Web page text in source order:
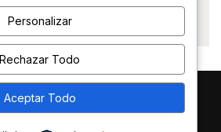
Insights FAQ
Personalizar
Rechazar Todo
Aceptar Todo